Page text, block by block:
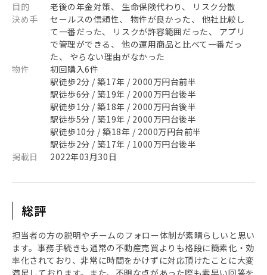
目的
老後の年金対策、 生命保険代わり、 リスク分散
決め手
セールスの信頼性、 物件が良かった、 他社比較し
て一番だった、 リスクが許容範囲だった、 アプリ
で管理ができる、 他の運用商品と比べて一番だっ
た、 やらない理由がなかった
物件
初回購入6件
駅徒歩2分 / 築17年 / 2000万円台前半
駅徒歩6分 / 築19年 / 2000万円台後半
駅徒歩1分 / 築18年 / 2000万円台後半
駅徒歩5分 / 築19年 / 2000万円台後半
駅徒歩10分 / 築18年 / 2000万円台前半
駅徒歩2分 / 築17年 / 1000万円台後半
掲載日
2022年03月30日
総評
担当者の方の説明やチームのフォロー体制が素晴らしいと思い
ます。事務手続きも通常の不動産売買よりも格段に簡素化・効
率化されており、非常に時間をかけずに対応頂けたことに大変
満足しております。また、不明な点があった際も素早い回答を